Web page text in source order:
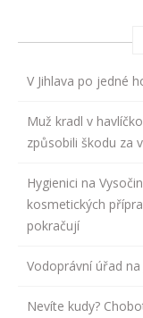
V Jihlava po jedné
Muž kradl v
způsobili škodu za
Hygienici na
kosmetických
pokračují
Vodoprávní úřad
Nevíte kudy?